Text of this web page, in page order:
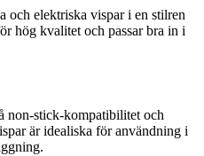
och elektriska vispar i en stilren
hög kvalitet och passar bra in i
non-stick-kompatibilitet och
är idealiska för användning i